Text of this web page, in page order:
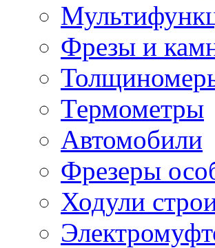
Фрезы и
Термометры
Автомобили
Фрезеры
Ходули